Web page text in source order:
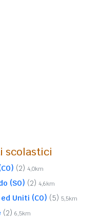
scolastici
(2) 4,0km
(SO) (2) 4,6km
Uniti (CO) (5) 5,5km
(2) 6,5km